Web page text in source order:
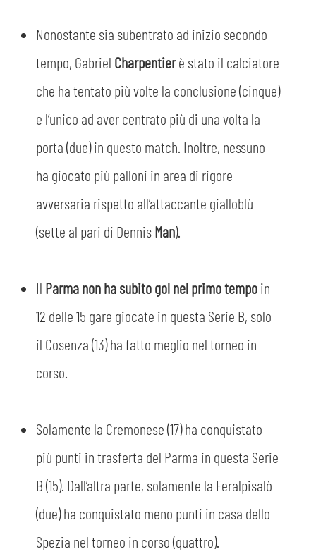
LAVORA CON NOI
INFORMATIVA FINANZIARIA
LEGENDS
PARTNER
Nonostante sia subentrato ad inizio secondo
tempo, Gabriel Charpentierè stato il calciatore
che ha tentato più volte la conclusione (cinque)
e l’unico ad aver centrato più di una volta la
porta (due) in questo match. Inoltre, nessuno
ha giocato più palloni in area di rigore
avversaria rispetto all’attaccante gialloblù
(sette al pari di DennisMan).
Il Parma non ha subito gol nel primo tempoin
12 delle 15 gare giocate in questa Serie B, solo
il Cosenza (13) ha fatto meglio nel torneo in
corso.
Solamente la Cremonese (17) ha conquistato
più punti in trasferta del Parma in questa Serie
B (15). Dall’altra parte, solamente la Feralpisalò
(due) ha conquistato meno punti in casa dello
Spezia nel torneo in corso (quattro).